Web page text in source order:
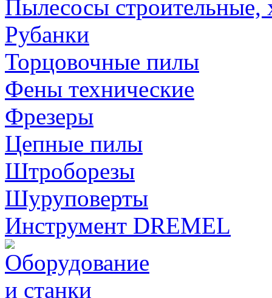
Пылесосы строительные,
Рубанки
Торцовочные пилы
Фены технические
Фрезеры
Цепные пилы
Штроборезы
Шуруповерты
Инструмент DREMEL